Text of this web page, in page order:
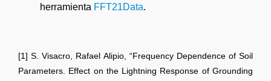
herramienta FFT21Data.
[1] S. Visacro, Rafael Alipio, “Frequency Dependence of Soil
Parameters. Effect on the Lightning Response of Grounding